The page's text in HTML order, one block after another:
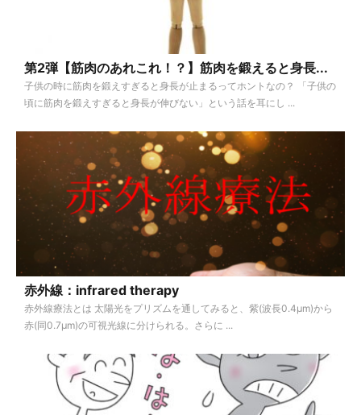
第2弾【筋肉のあれこれ！？】筋肉を鍛えると身長...
子供の時に筋肉を鍛えすぎると身長が止まるってホントなの？ 「子供の
頃に筋肉を鍛えすぎると身長が伸びない」という話を耳にし ...
赤外線：infrared therapy
赤外線療法とは 太陽光をプリズムを通してみると、紫(波長0.4μm)から
赤(同0.7μm)の可視光線に分けられる。さらに ...